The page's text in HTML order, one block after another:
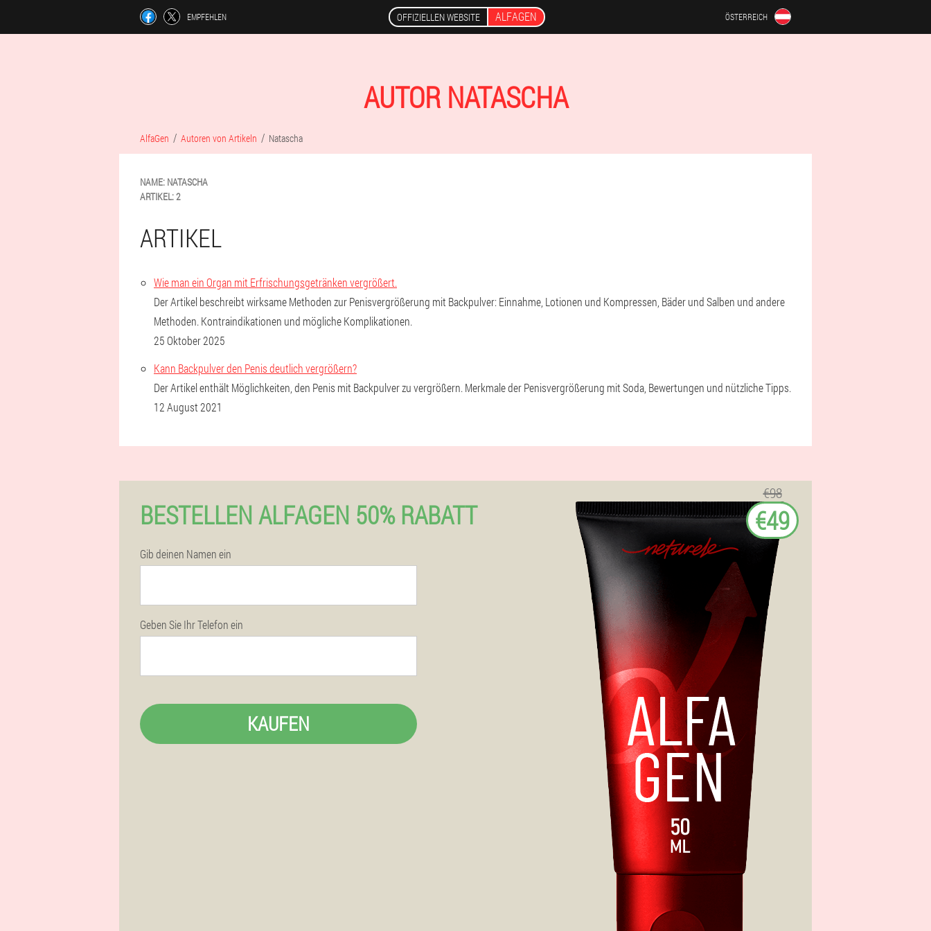
EMPFEHLEN OFFIZIELLEN WEBSITE ALFAGEN ÖSTERREICH
AUTOR NATASCHA
AlfaGen Autoren von Artikeln Natascha
NAME: NATASCHA
ARTIKEL:2
ARTIKEL
Wie man ein Organ mit Erfrischungsgetränken vergrößert.
Der Artikel beschreibt wirksame Methoden zur Penisvergrößerung mit Backpulver: Einnahme, Lotionen und Kompressen, Bäder und Salben und andere
Methoden. Kontraindikationen und mögliche Komplikationen.
25 Oktober 2025
Kann Backpulver den Penis deutlich vergrößern?
Der Artikel enthält Möglichkeiten, den Penis mit Backpulver zu vergrößern. Merkmale der Penisvergrößerung mit Soda, Bewertungen und nützliche Tipps.
12 August 2021
BESTELLEN ALFAGEN 50% RABATT
Gib deinen Namen ein
Geben Sie Ihr Telefon ein
KAUFEN
€98
€49